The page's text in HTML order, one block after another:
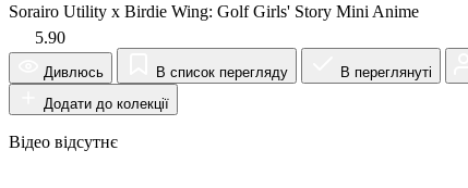
Sorairo Utility x Birdie Wing: Golf Girls' Story Mini Anime
5.90
Дивлюсь В список перегляду В переглянуті
Додати до колекції
Відео відсутнє